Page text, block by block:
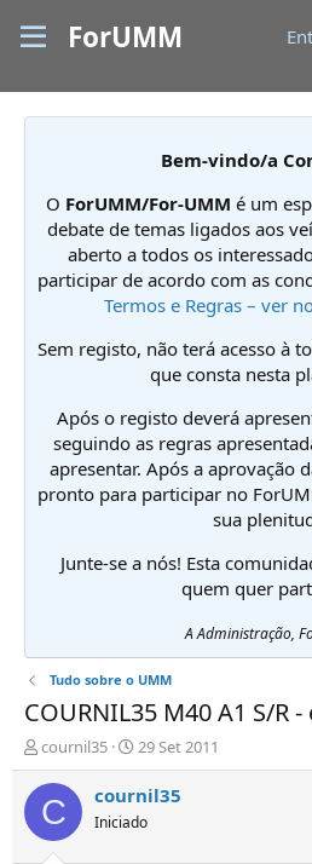
ForUMM
Bem-vindo/a
O ForUMM/For-UMM é um
debate de temas ligados aos
aberto a todos os
participar de acordo com as
Termos e Regras – ver
Sem registo, não terá acesso à
que consta nesta
Após o registo deverá
seguindo as regras
apresentar. Após a aprovação
pronto para participar no
sua
Junte-se a nós! Esta
quem quer
A Administração,
Tudo sobre o UMM
COURNIL35 M40 A1 S/R
I
n
i
c
i
cournil35
D
a
t
a
d
29 Set 2011
C cournil35
Iniciado